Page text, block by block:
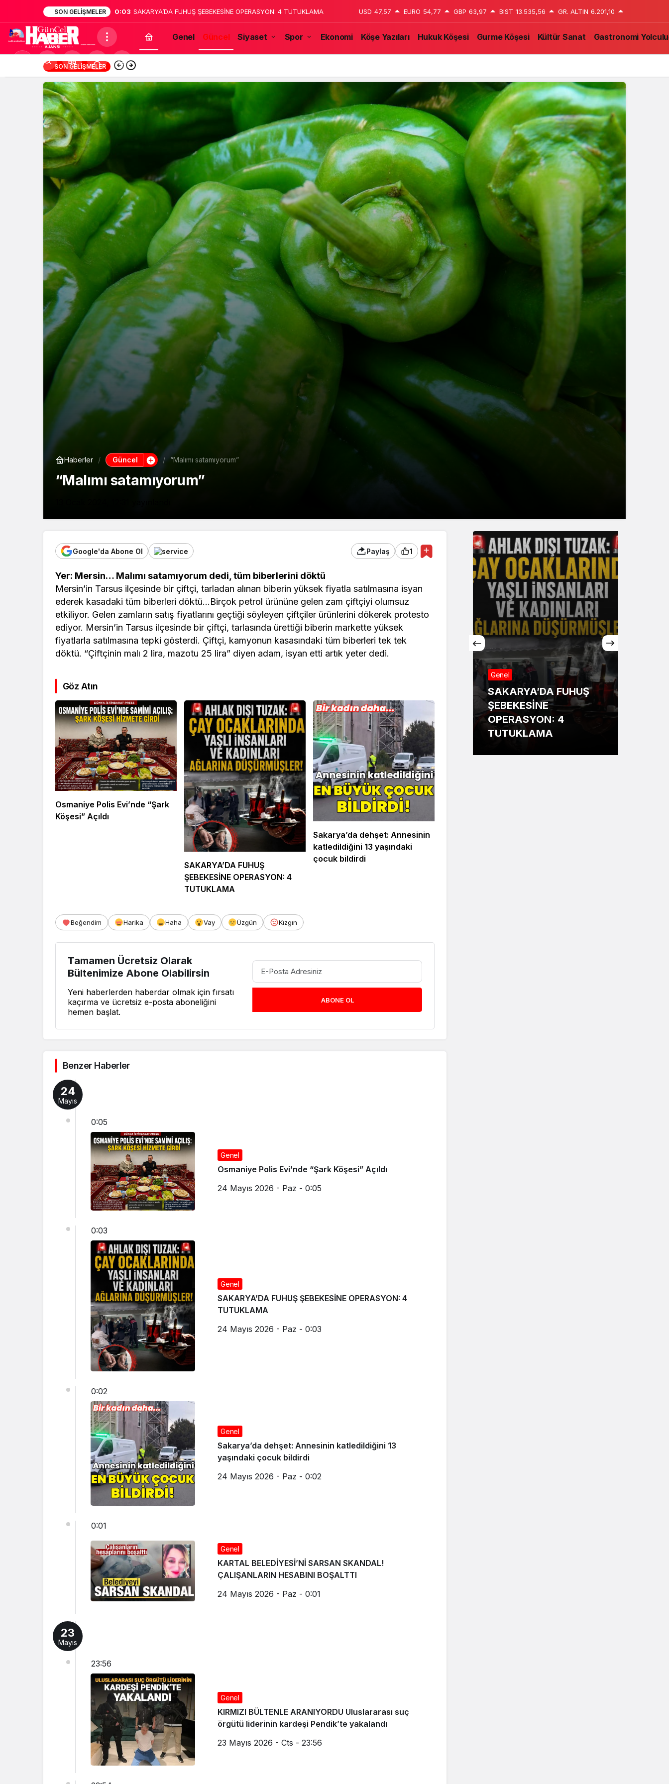
SON GELIŞMELER 0:02 Sakarya’da dehşet: Annesinin katledildiğini 13 yaşındaki çocuk
bildirdi
USD 47,57 EURO 54,77 GBP 63,97 BIST 13.535,56 GR. ALTIN 6.201,10
Genel Güncel Siyaset Spor Ekonomi Köşe Yazıları Hukuk Köşesi Gurme Köşesi Kültür Sanat Gastronomi
değiştir
SON GELIŞMELER
Haberler Güncel “Malımı satamıyorum”
“Malımı satamıyorum”
Google'da Abone Ol Paylaş 1
Yer: Mersin… Malımı satamıyorum dedi, tüm biberlerini döktü
Mersin’in Tarsus ilçesinde bir çiftçi, tarladan alınan biberin yüksek fiyatla satılmasına isyan
ederek kasadaki tüm biberleri döktü…Birçok petrol ürününe gelen zam çiftçiyi olumsuz
etkiliyor. Gelen zamların satış fiyatlarını geçtiği söyleyen çiftçiler ürünlerini dökerek protesto
ediyor. Mersin’in Tarsus ilçesinde bir çiftçi, tarlasında ürettiği biberin markette yüksek
fiyatlarla satılmasına tepki gösterdi. Çiftçi, kamyonun kasasındaki tüm biberleri tek tek
döktü. “Çiftçinin malı 2 lira, mazotu 25 lira” diyen adam, isyan etti artık yeter dedi.
Göz Atın
Osmaniye Polis Evi’nde “Şark
Köşesi” Açıldı
SAKARYA’DA FUHUŞ
ŞEBEKESİNE OPERASYON: 4
TUTUKLAMA
Sakarya’da dehşet: Annesinin
katledildiğini 13 yaşındaki
çocuk bildirdi
Beğendim Harika Haha Vay Üzgün Kızgın
Tamamen Ücretsiz Olarak
Bültenimize Abone Olabilirsin
Yeni haberlerden haberdar olmak için fırsatı
kaçırma ve ücretsiz e-posta aboneliğini
hemen başlat.
ABONE OL
Benzer Haberler
24
Mayıs
0:05
Genel
Osmaniye Polis Evi’nde “Şark Köşesi” Açıldı
24 Mayıs 2026 - Paz - 0:05
0:03
Genel
SAKARYA’DA FUHUŞ ŞEBEKESİNE OPERASYON: 4
TUTUKLAMA
24 Mayıs 2026 - Paz - 0:03
0:02
Genel
Sakarya’da dehşet: Annesinin katledildiğini 13
yaşındaki çocuk bildirdi
24 Mayıs 2026 - Paz - 0:02
0:01
Genel
KARTAL BELEDİYESİ’Nİ SARSAN SKANDAL!
ÇALIŞANLARIN HESABINI BOŞALTTI
24 Mayıs 2026 - Paz - 0:01
23
Mayıs
23:56
Genel
KIRMIZI BÜLTENLE ARANIYORDU Uluslararası suç
örgütü liderinin kardeşi Pendik’te yakalandı
23 Mayıs 2026 - Cts - 23:56
Türk Müziğinin
Unutulmaz İsmi Tanju
Okan Vefat Yıl
Dönümünde Anılıyor
Siyaset Gündemi:
Önemli İsimler Bir Araya
Geldi
Genel
Osmaniye Polis Evi’nde
“Şark Köşesi” Açıldı
Genel
SAKARYA’DA FUHUŞ
ŞEBEKESİNE
OPERASYON: 4
TUTUKLAMA